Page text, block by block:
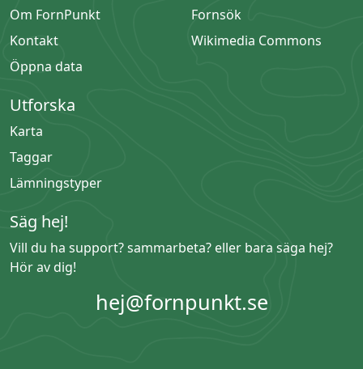
Om FornPunkt
Kontakt
Öppna data
Fornsök
Wikimedia Commons
Utforska
Karta
Taggar
Lämningstyper
Säg hej!
Vill du ha support? sammarbeta? eller bara säga hej?
Hör av dig!
hej@fornpunkt.se